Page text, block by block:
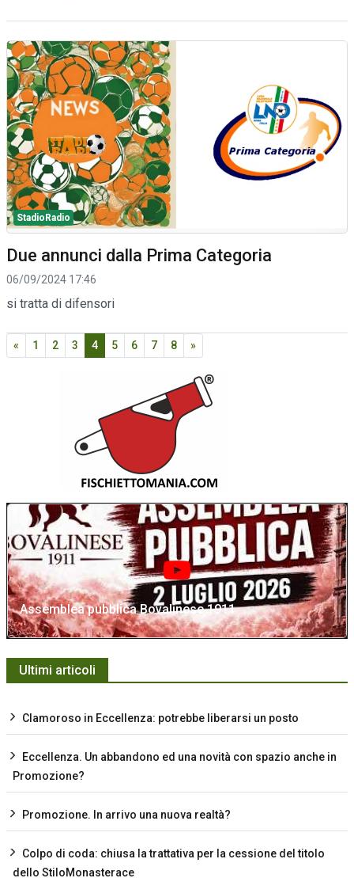
StadioRadio
Due annunci dalla Prima Categoria
06/09/2024 17:46
si tratta di difensori
« 1 2 3 4 5 6 7 8 »
Assemblea pubblica Bovalinese 1911
Ultimi articoli
Clamoroso in Eccellenza: potrebbe liberarsi un posto
Eccellenza. Un abbandono ed una novità con spazio anche in
Promozione?
Promozione. In arrivo una nuova realtà?
Colpo di coda: chiusa la trattativa per la cessione del titolo
dello StiloMonasterace